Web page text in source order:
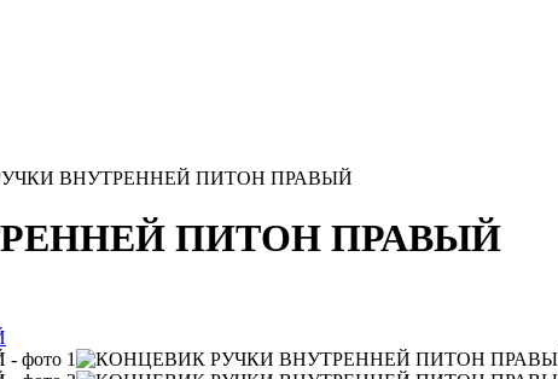
ВНУТРЕННЕЙ ПИТОН ПРАВЫЙ
ПИТОН ПРАВЫЙ